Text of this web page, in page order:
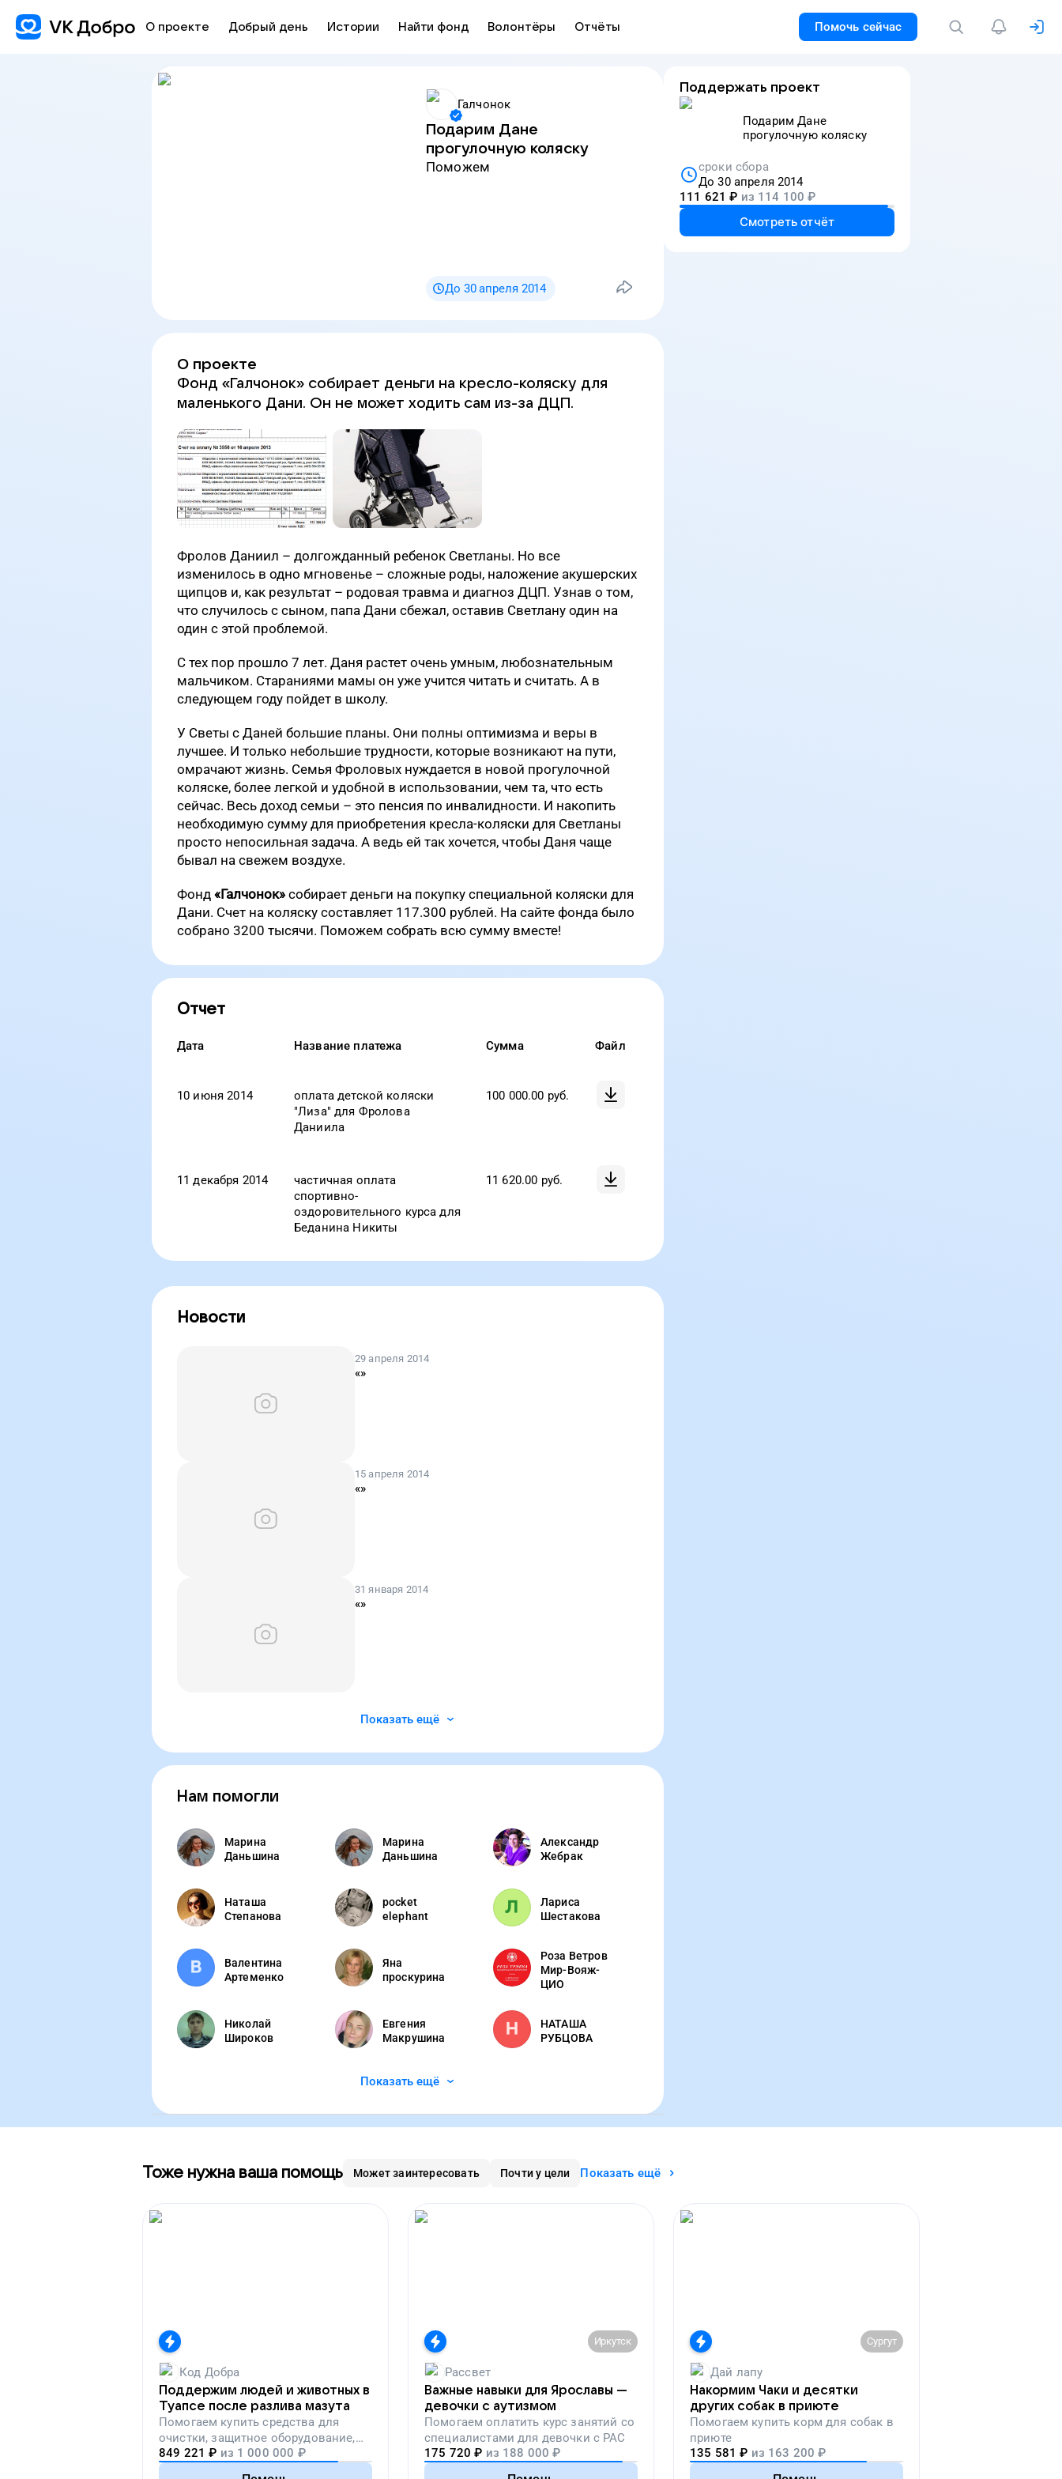
О проекте Добрый день Истории Найти фонд Волонтёры Отчёты Помочь сейчас
Галчонок
Подарим Дане
прогулочную коляску
Поможем
До 30 апреля 2014
О проекте
Фонд «Галчонок» собирает деньги на кресло-коляску для
маленького Дани. Он не может ходить сам из-за ДЦП.
Фролов Даниил – долгожданный ребенок Светланы. Но все
изменилось в одно мгновенье – сложные роды, наложение акушерских
щипцов и, как результат – родовая травма и диагноз ДЦП. Узнав о том,
что случилось с сыном, папа Дани сбежал, оставив Светлану один на
один с этой проблемой.
С тех пор прошло 7 лет. Даня растет очень умным, любознательным
мальчиком. Стараниями мамы он уже учится читать и считать. А в
следующем году пойдет в школу.
У Светы с Даней большие планы. Они полны оптимизма и веры в
лучшее. И только небольшие трудности, которые возникают на пути,
омрачают жизнь. Семья Фроловых нуждается в новой прогулочной
коляске, более легкой и удобной в использовании, чем та, что есть
сейчас. Весь доход семьи – это пенсия по инвалидности. И накопить
необходимую сумму для приобретения кресла-коляски для Светланы
просто непосильная задача. А ведь ей так хочется, чтобы Даня чаще
бывал на свежем воздухе.
Фонд «Галчонок» собирает деньги на покупку специальной коляски для
Дани. Счет на коляску составляет 117.300 рублей. На сайте фонда было
собрано 3200 тысячи. Поможем собрать всю сумму вместе!
Отчет
Дата Название платежа Сумма Файл
10 июня 2014
оплата детской коляски
"Лиза" для Фролова
Даниила
100 000.00 руб.
11 декабря 2014
частичная оплата
спортивно-
оздоровительного курса для
Беданина Никиты
11 620.00 руб.
Новости
29 апреля 2014
«»
15 апреля 2014
«»
31 января 2014
«»
Показать ещё
Нам помогли
Марина
Даньшина
Марина
Даньшина
Александр
Жебрак
Наташа
Степанова
pocket
elephant
Лариса
Шестакова
Валентина
Артеменко
Яна
проскурина
Роза Ветров
Мир-Вояж-
ЦИО
Николай
Широков
Евгения
Макрушина
НАТАША
РУБЦОВА
Показать ещё
Поддержать проект
Подарим Дане
прогулочную коляску
сроки сбора
До 30 апреля 2014
111 621 ₽ из 114 100 ₽
Смотреть отчёт
Тоже нужна ваша помощь Может заинтересовать Почти у цели Показать ещё
Код Добра
Поддержим людей и животных в
Туапсе после разлива мазута
Помогаем купить средства для
очистки, защитное оборудование,
лекарства, корм и предметы первой
необходимости
849 221 ₽ из 1 000 000 ₽
Иркутск
Рассвет
Важные навыки для Ярославы —
девочки с аутизмом
Помогаем оплатить курс занятий со
специалистами для девочки с РАС
175 720 ₽ из 188 000 ₽
Сургут
Дай лапу
Накормим Чаки и десятки
других собак в приюте
Помогаем купить корм для собак в
приюте
135 581 ₽ из 163 200 ₽